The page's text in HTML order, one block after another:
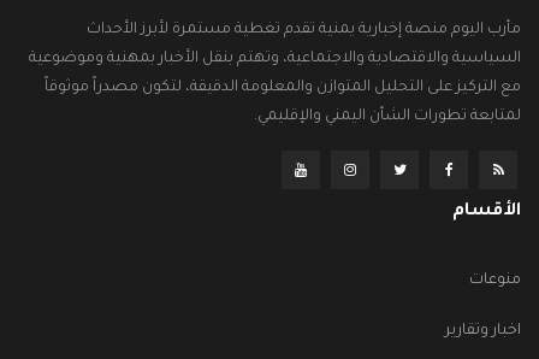
مأرب اليوم منصة إخبارية يمنية تقدم تغطية مستمرة لأبرز الأحداث
السياسية والاقتصادية والاجتماعية، وتهتم بنقل الأخبار بمهنية وموضوعية
مع التركيز على التحليل المتوازن والمعلومة الدقيقة، لتكون مصدراً موثوقاً
لمتابعة تطورات الشأن اليمني والإقليمي.
الأقسام
منوعات
اخبار وتقارير